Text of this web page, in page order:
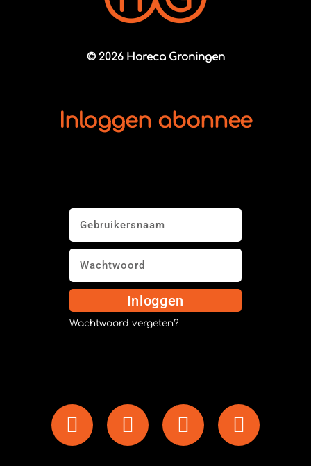
© 2026 Horeca Groningen
Inloggen abonnee
Inloggen
Wachtwoord vergeten?